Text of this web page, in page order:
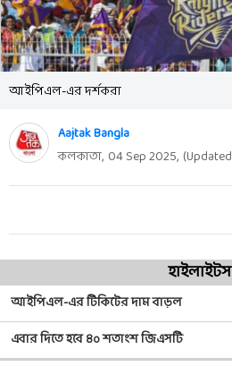
আইপিএল-এর দর্শকরা
Aajtak Bangla
কলকাতা, 04 Sep 2025, (Updated
হাইলাইটস
আইপিএল-এর টিকিটের দাম বাড়ল
এবার দিতে হবে ৪০ শতাংশ জিএসটি